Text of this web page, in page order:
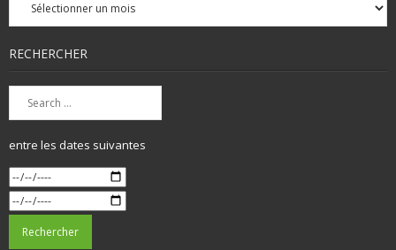
mensuelles
RECHERCHER
entre les dates suivantes